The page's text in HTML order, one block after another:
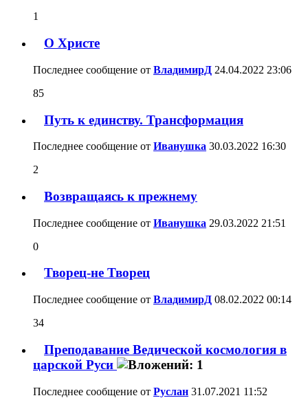
1
О Христе
Последнее сообщение от ВладимирД 24.04.2022 23:06
85
Путь к единству. Трансформация
Последнее сообщение от Иванушка 30.03.2022 16:30
2
Возвращаясь к прежнему
Последнее сообщение от Иванушка 29.03.2022 21:51
0
Творец-не Творец
Последнее сообщение от ВладимирД 08.02.2022 00:14
34
Преподавание Ведической космология в
царской Руси
Последнее сообщение от Руслан 31.07.2021 11:52